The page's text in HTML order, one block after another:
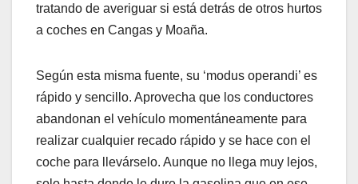
tratando de averiguar si está detrás de otros hurtos
a coches en Cangas y Moaña.
Según esta misma fuente, su ‘modus operandi’ es
rápido y sencillo. Aprovecha que los conductores
abandonan el vehículo momentáneamente para
realizar cualquier recado rápido y se hace con el
coche para llevárselo. Aunque no llega muy lejos,